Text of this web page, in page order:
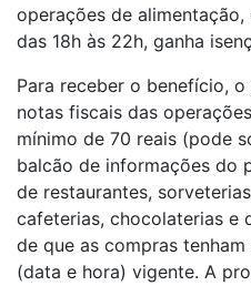
operações de alimentação,
das 18h às 22h, ganha
Para receber o benefício,
notas fiscais das
mínimo de 70 reais (pode
balcão de informações do
de restaurantes,
cafeterias, chocolaterias e
de que as compras
(data e hora) vigente. A